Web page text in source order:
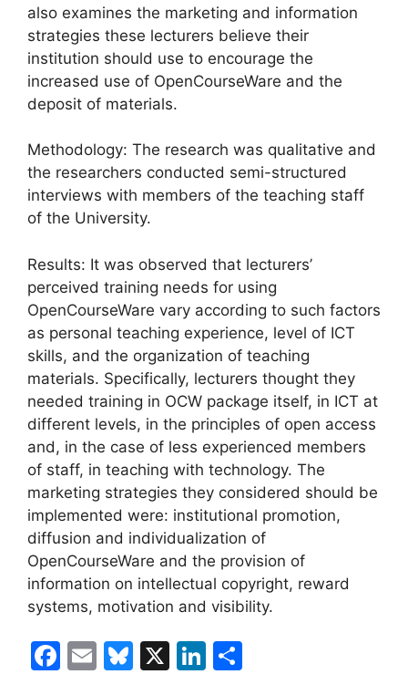
also examines the marketing and information
strategies these lecturers believe their
institution should use to encourage the
increased use of OpenCourseWare and the
deposit of materials.
Methodology: The research was qualitative and
the researchers conducted semi-structured
interviews with members of the teaching staff
of the University.
Results: It was observed that lecturers’
perceived training needs for using
OpenCourseWare vary according to such factors
as personal teaching experience, level of ICT
skills, and the organization of teaching
materials. Specifically, lecturers thought they
needed training in OCW package itself, in ICT at
different levels, in the principles of open access
and, in the case of less experienced members
of staff, in teaching with technology. The
marketing strategies they considered should be
implemented were: institutional promotion,
diffusion and individualization of
OpenCourseWare and the provision of
information on intellectual copyright, reward
systems, motivation and visibility.
F
E
Bl X
Li